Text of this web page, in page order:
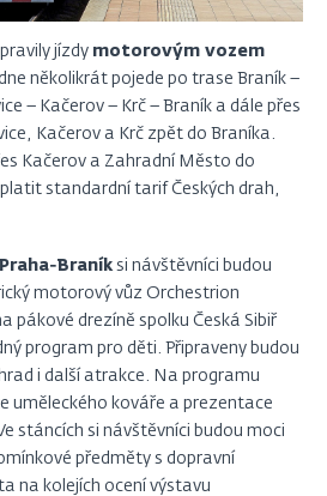
jízdy motorovým vozem
několikrát pojede po trase Braník –
– Kačerov – Krč – Braník a dále přes
Kačerov a Krč zpět do Braníka.
Kačerov a Zahradní Město do
platit standardní tarif Českých drah,
si návštěvníci budou
motorový vůz Orchestrion
pákové drezíně spolku Česká Sibiř
program pro děti. Připraveny budou
i další atrakce. Na programu
uměleckého kováře a prezentace
stáncích si návštěvníci budou moci
předměty s dopravní
na kolejích ocení výstavu